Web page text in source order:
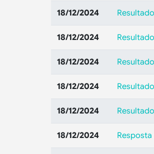
18/12/2024
18/12/2024
18/12/2024
18/12/2024
18/12/2024
18/12/2024